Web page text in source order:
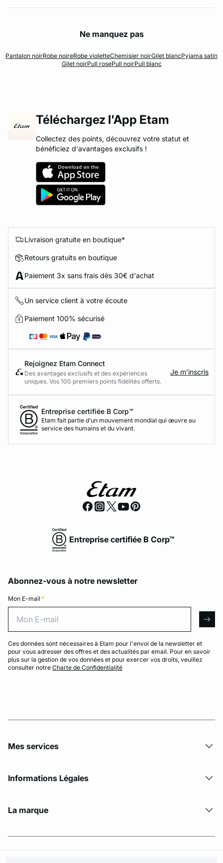
Ne manquez pas
Pantalon noirRobe noireRobe violetteChemisier noirGilet blancPyjama satin
Gilet noirPull rosePull noirPull blanc
Téléchargez l'App Etam
Collectez des points, découvrez votre statut et
bénéficiez d'avantages exclusifs !
Livraison gratuite en boutique*
Retours gratuits en boutique
Paiement 3x sans frais dès 30€ d'achat
Un service client à votre écoute
Paiement 100% sécurisé
Rejoignez Etam Connect
Des avantages exclusifs et des expériences
uniques. Vos 100 premiers points fidélités offerts.
Je m’inscris
Entreprise certifiée B Corp™
Etam fait partie d’un mouvement mondial qui œuvre au
service des humains et du vivant.
Entreprise certifiée B Corp™
Abonnez-vous à notre newsletter
Mon E-mail *
Ces données sont nécessaires à Etam pour l'envoi de la newsletter et
pour vous adresser des offres et des actualités par email. Pour en savoir
plus sur la gestion de vos données et pour exercer vos droits, veuillez
consulter notre Charte de Confidentialité
Mes services
Informations Légales
La marque